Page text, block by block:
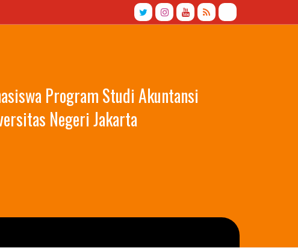
Program Studi Akuntansi
Negeri Jakarta